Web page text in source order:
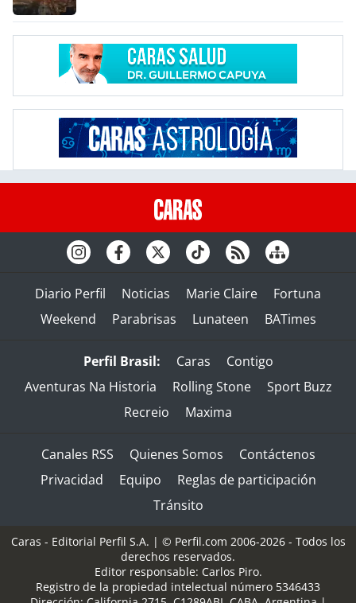
Diario Perfil Noticias Marie Claire
Fortuna
Weekend
Parabrisas Lunateen BATimes
Perfil Brasil: Caras
Contigo
Aventuras Na Historia
Rolling Stone
Sport Buzz
Recreio
Maxima
Canales RSS Quienes Somos
Contáctenos
Privacidad
Equipo
Reglas de participación
Tránsito
Caras - Editorial Perfil S.A. | © Perfil.com 2006-2026 - Todos los
derechos reservados.
Editor responsable: Carlos Piro.
Registro de la propiedad intelectual número 5346433